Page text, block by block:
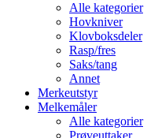
Alle kategorier
Hovkniver
Klovboksdeler
Rasp/fres
Saks/tang
Annet
Merkeutstyr
Melkemåler
Alle kategorier
Prøveuttaker